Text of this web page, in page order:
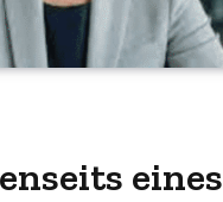
eines